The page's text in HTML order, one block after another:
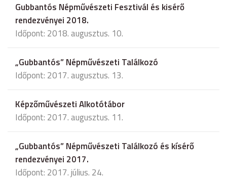
Gubbantós Népművészeti Fesztivál és kisérő
rendezvényei 2018.
Időpont: 2018. augusztus. 10.
„Gubbantós” Népművészeti Találkozó
Időpont: 2017. augusztus. 13.
Képzőművészeti Alkotótábor
Időpont: 2017. augusztus. 11.
„Gubbantós” Népművészeti Találkozó és kísérő
rendezvényei 2017.
Időpont: 2017. július. 24.